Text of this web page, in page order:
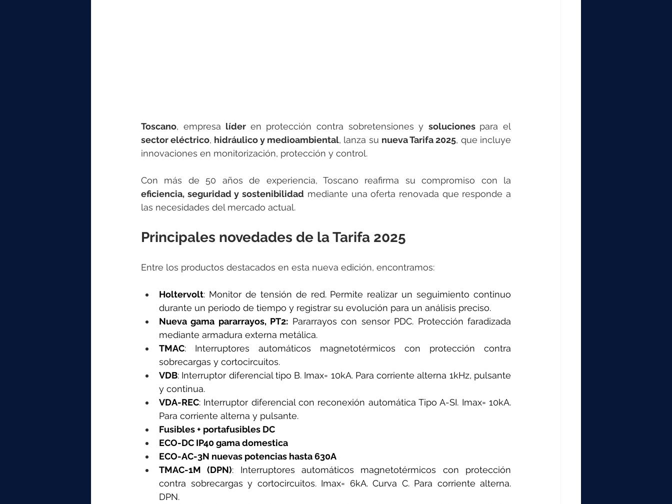
elektrotools-P099000 elektrotools-P046000
Toscano, empresa líder en protección contra sobretensiones y soluciones
sector eléctrico, hidráulico y medioambiental, lanza su nueva Tarifa 2025, que incluye
innovaciones en monitorización, protección y control.
eficiencia, seguridad y sostenibilidad mediante una oferta renovada que responde a
las necesidades del mercado actual.
Principales novedades de la Tarifa 2025
Entre los productos destacados en esta nueva edición, encontramos:
Holtervolt: Monitor de tensión de red. Permite realizar un seguimiento continuo
durante un periodo de tiempo y registrar su evolución para un análisis preciso.
Nueva gama pararrayos, PT2: Pararrayos con sensor PDC. Protección faradizada
mediante armadura externa metálica.
TMAC: Interruptores automáticos magnetotérmicos con protección contra
sobrecargas y cortocircuitos.
VDB: Interruptor diferencial tipo B. Imax= 10kA. Para corriente alterna 1kHz, pulsante
y continua.
VDA-REC: Interruptor diferencial con reconexión automática Tipo A-SI. Imax= 10kA.
Para corriente alterna y pulsante.
Fusibles + portafusibles DC
ECO-DC IP40 gama domestica
ECO-AC-3N nuevas potencias hasta 630A
TMAC-1M (DPN): Interruptores automáticos magnetotérmicos con protección
contra sobrecargas y cortocircuitos. Imax= 6kA. Curva C. Para corriente alterna.
DPN.